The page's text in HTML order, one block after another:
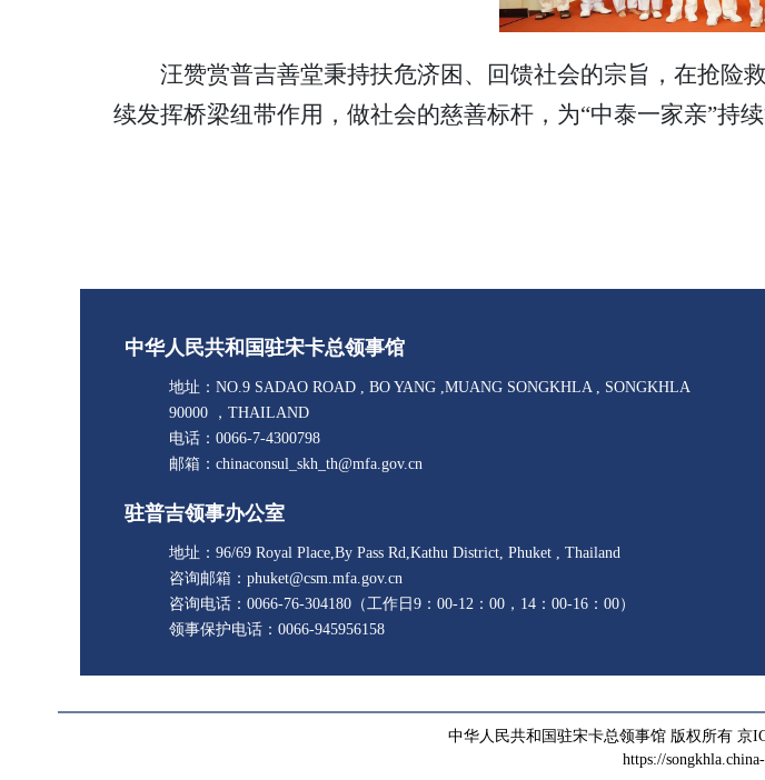
汪赞赏普吉善堂秉持扶危济困、回馈社会的宗旨，在抢险
续发挥桥梁纽带作用，做社会的慈善标杆，为“中泰一家亲”持
中华人民共和国驻宋卡总领事馆
地址：NO.9 SADAO ROAD , BO YANG ,MUANG SONGKHLA , SONGKHLA
90000 ，THAILAND
电话：0066-7-4300798
邮箱：chinaconsul_skh_th@mfa.gov.cn
驻普吉领事办公室
地址：96/69 Royal Place,By Pass Rd,Kathu District, Phuket , Thailand
咨询邮箱：phuket@csm.mfa.gov.cn
咨询电话：0066-76-304180（工作日9：00-12：00，14：00-16：00）
领事保护电话：0066-945956158
中华人民共和国驻宋卡总领事馆 版权所有 京
https://